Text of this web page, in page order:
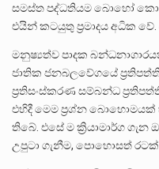
සමස්ත පද්ධතියම බොහෝ
එයින් කටයුතු ප්‍රමාදය අධික
මනුෂ්‍යත්ව පාදක
ජාතික ජනබලවේගයේ
ප්‍රතිසංස්කරණ සම්බන්ධ
එහිදී මෙම ප්‍රශ්න බොහොමයක්
තිබේ. එසේ ම ක්‍රියාමාර්ග ගැන
උපුටා ගැනීම, පොහොසත්